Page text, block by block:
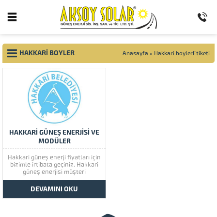
HAKKARI BOYLER Anasayfa » Hakkari boylerEtiketi
HAKKARİ GÜNEŞ ENERJİSİ VE
MODÜLER
Hakkari güneş enerji fiyatları için
bizimle irtibata geçiniz. Hakkari
güneş enerjisi müşteri
memnuniyetine çok önem
vermektedir. Hakkari güneş
enerjisinin kaliteli ürünlerini
görmek için lütfen ürünlerimize
DEVAMINI OKU